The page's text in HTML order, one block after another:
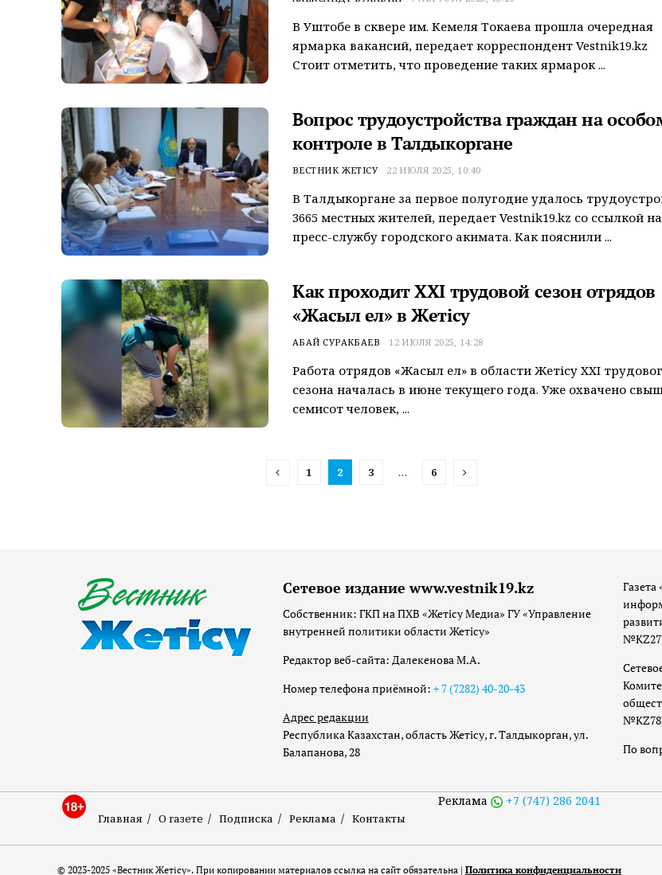
В Уштобе в сквере им. Кемеля Токаева прошла очередная
ярмарка вакансий, передает корреспондент Vestnik19.kz
Стоит отметить, что проведение таких ярмарок ...
Вопрос трудоустройства граждан на
контроле в Талдыкоргане
ВЕСТНИК ЖЕТІСУ 22 ИЮЛЯ 2025, 10:40
В Талдыкоргане за первое полугодие удалось
3665 местных жителей, передает Vestnik19.kz со ссылкой на
пресс-службу городского акимата. Как пояснили ...
Как проходит XXI трудовой сезон отрядов
«Жасыл ел» в Жетісу
АБАЙ СУРАКБАЕВ 12 ИЮЛЯ 2025, 14:28
Работа отрядов «Жасыл ел» в области Жетісу XXI
сезона началась в июне текущего года. Уже охвачено
семисот человек, ...
1 2 3 … 6
Сетевое издание www.vestnik19.kz
Собственник: ГКП на ПХВ «Жетісу Медиа» ГУ «Управление
внутренней политики области Жетісу»
Редактор веб-сайта: Далекенова М.А.
Номер телефона приёмной: + 7 (7282) 40-20-43
Адрес редакции
Республика Казахстан, область Жетісу, г. Талдыкорган, ул.
Балапанова, 28
Газета
По
Главная О газете Подписка Реклама Контакты
Реклама +7 (747) 286 2041
© 2023-2025 «Вестник Жетісу». При копировании материалов ссылка на сайт обязательна | Политика конфиденциальности